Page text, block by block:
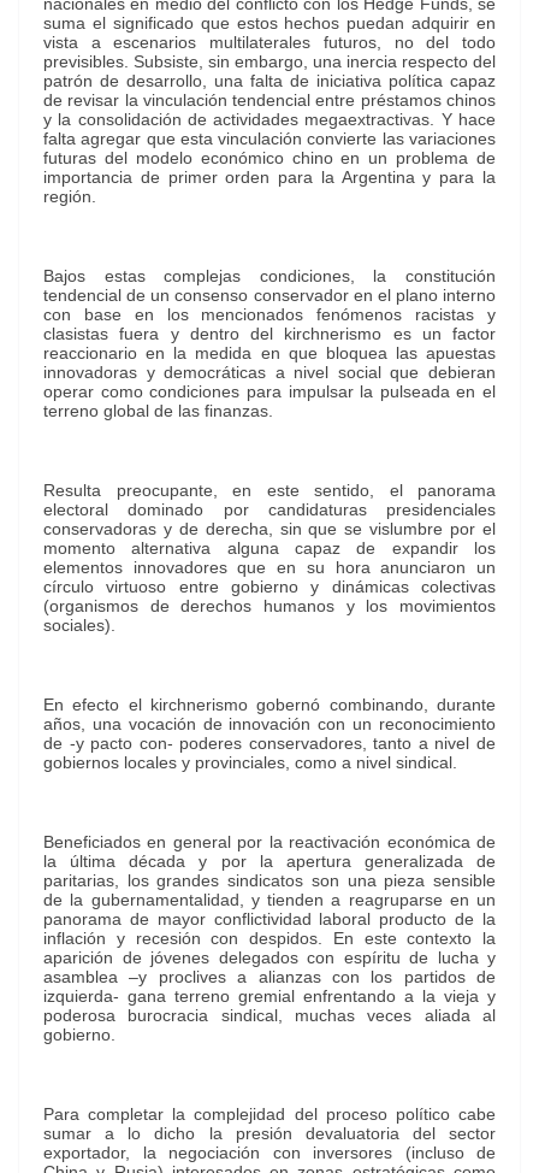
suma el significado que estos hechos puedan adquirir en
vista a escenarios multilaterales futuros, no del todo
previsibles. Subsiste, sin embargo, una inercia respecto del
patrón de desarrollo, una falta de iniciativa política capaz
de revisar la vinculación tendencial entre préstamos chinos
y la consolidación de actividades megaextractivas. Y hace
falta agregar que esta vinculación convierte las variaciones
futuras del modelo económico chino en un problema de
importancia de primer orden para la Argentina y para la
región.
Bajos estas complejas condiciones, la constitución
tendencial de un consenso conservador en el plano interno
con base en los mencionados fenómenos racistas y
clasistas fuera y dentro del kirchnerismo es un factor
reaccionario en la medida en que bloquea las apuestas
innovadoras y democráticas a nivel social que debieran
operar como condiciones para impulsar la pulseada en el
terreno global de las finanzas.
Resulta preocupante, en este sentido, el panorama
electoral dominado por candidaturas presidenciales
conservadoras y de derecha, sin que se vislumbre por el
momento alternativa alguna capaz de expandir los
elementos innovadores que en su hora anunciaron un
círculo virtuoso entre gobierno y dinámicas colectivas
(organismos de derechos humanos y los movimientos
sociales).
En efecto el kirchnerismo gobernó combinando, durante
años, una vocación de innovación con un reconocimiento
de -y pacto con- poderes conservadores, tanto a nivel de
gobiernos locales y provinciales, como a nivel sindical.
Beneficiados en general por la reactivación económica de
la última década y por la apertura generalizada de
paritarias, los grandes sindicatos son una pieza sensible
de la gubernamentalidad, y tienden a reagruparse en un
panorama de mayor conflictividad laboral producto de la
inflación y recesión con despidos. En este contexto la
aparición de jóvenes delegados con espíritu de lucha y
asamblea –y proclives a alianzas con los partidos de
izquierda- gana terreno gremial enfrentando a la vieja y
poderosa burocracia sindical, muchas veces aliada al
gobierno.
Para completar la complejidad del proceso político cabe
sumar a lo dicho la presión devaluatoria del sector
exportador, la negociación con inversores (incluso de